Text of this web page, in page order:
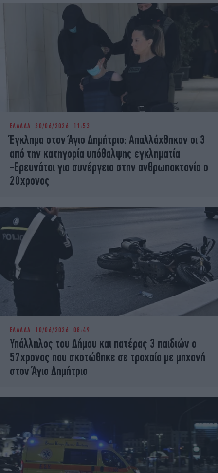
ΕΛΛΑΔΑ 30/06/2026 11:53
Έγκλημα στον Άγιο Δημήτριο: Απαλλάχθηκαν οι 3
από την κατηγορία υπόθαλψης εγκληματία
-Ερευνάται για συνέργεια στην ανθρωποκτονία ο
20χρονος
ΕΛΛΑΔΑ 10/06/2026 08:49
Υπάλληλος του Δήμου και πατέρας 3 παιδιών ο
57χρονος που σκοτώθηκε σε τροχαίο με μηχανή
στον Άγιο Δημήτριο